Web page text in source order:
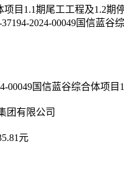
项目 1.1期尾工工程及1.2期
2024-00049国信蓝谷
00049国信蓝谷综合体项
团有限公司
元